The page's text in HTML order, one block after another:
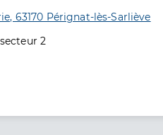
63170 Pérignat-lès-Sarliève
2